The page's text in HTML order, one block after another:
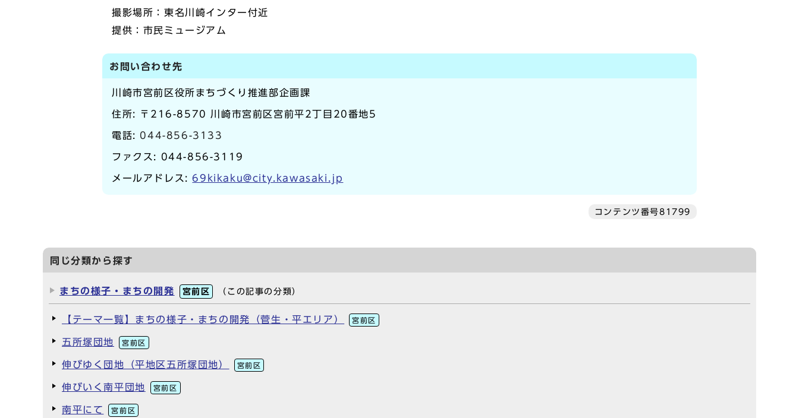
撮影場所：東名川崎インター付近
提供：市民ミュージアム
お問い合わせ先
川崎市宮前区役所まちづくり推進部企画課
住所: 〒216-8570 川崎市宮前区宮前平2丁目20番地5
電話: 044-856-3133
ファクス: 044-856-3119
メールアドレス:69kikaku@city.kawasaki.jp
コンテンツ番号81799
同じ分類から探す
まちの様子・まちの開発 宮前区 （この記事の分類）
【テーマ一覧】まちの様子・まちの開発（菅生・平エリア） 宮前区
五所塚団地 宮前区
伸びゆく団地（平地区五所塚団地） 宮前区
伸びいく南平団地 宮前区
南平にて 宮前区